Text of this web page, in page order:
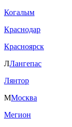
Когалым
Краснодар
Красноярск
ЛЛангепас
Лянтор
ММосква
Мегион